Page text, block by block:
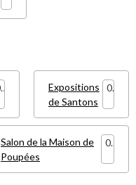
0
Expositions
de Santons
0
Salon de la Maison de
Poupées
0